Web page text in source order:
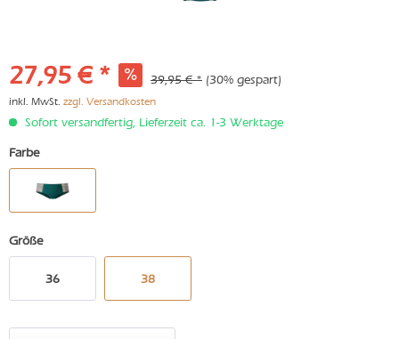
27,95 € * 39,95 € * (30% gespart)
inkl. MwSt. zzgl. Versandkosten
Sofort versandfertig, Lieferzeit ca. 1-3 Werktage
Farbe
Größe
36 38